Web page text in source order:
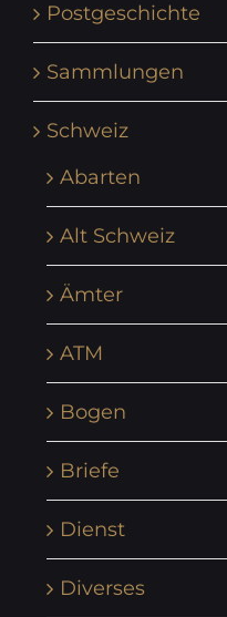
Postgeschichte
Sammlungen
Schweiz
Abarten
Alt Schweiz
Ämter
ATM
Bogen
Briefe
Dienst
Diverses